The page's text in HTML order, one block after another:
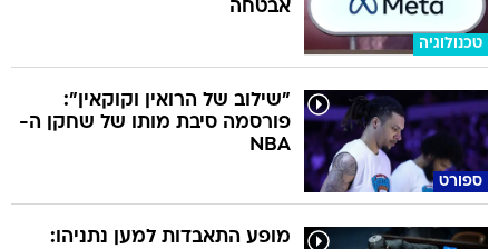
טכנולוגיה
אבטחה
ספורט
"שילוב של הרואין וקוקאין":
פורסמה סיבת מותו של שחקן ה-
NBA
מופע התאבדות למען נתניהו: